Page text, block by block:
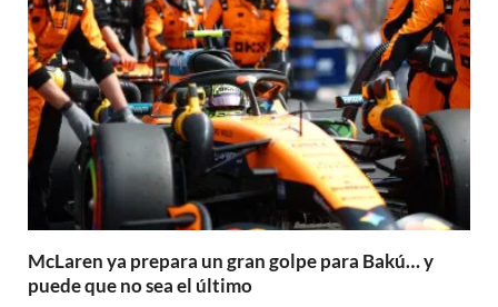
McLaren ya prepara un gran golpe para Bakú… y
puede que no sea el último